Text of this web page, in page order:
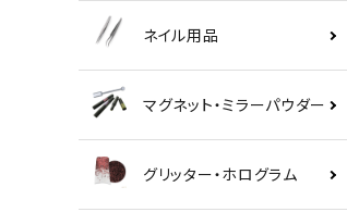
ネイル用品
マグネット・ミラーパウダー
グリッター・ホログラム